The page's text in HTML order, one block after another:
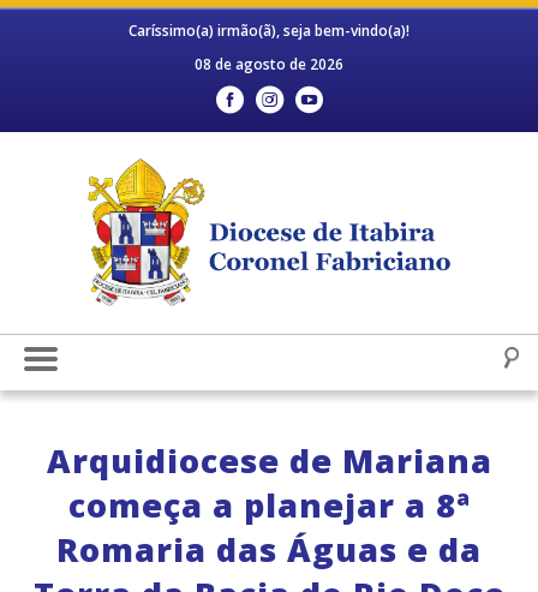
Caríssimo(a) irmão(ã), seja bem-vindo(a)!
08 de agosto de 2026
Arquidiocese de Mariana
começa a planejar a 8ª
Romaria das Águas e da